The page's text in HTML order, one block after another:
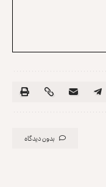
بدون دیدگاه